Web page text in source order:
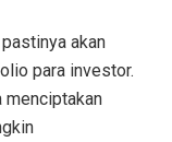
akan
para investor.
menciptakan